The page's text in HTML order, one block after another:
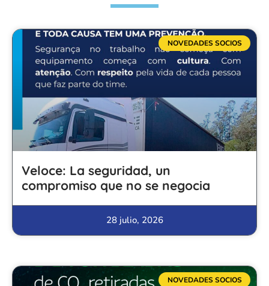
NOVEDADES SOCIOS
Veloce: La seguridad, un
compromiso que no se negocia
28 julio, 2026
NOVEDADES SOCIOS